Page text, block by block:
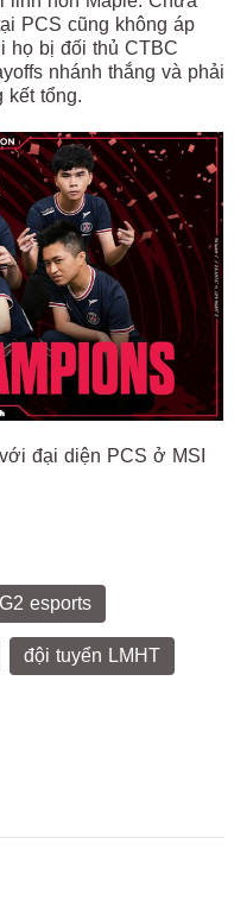
PCS cũng không áp
họ bị đối thủ CTBC
nhánh thắng và phải
kết tổng.
đại diện PCS ở MSI
G2 esports
đội tuyển LMHT